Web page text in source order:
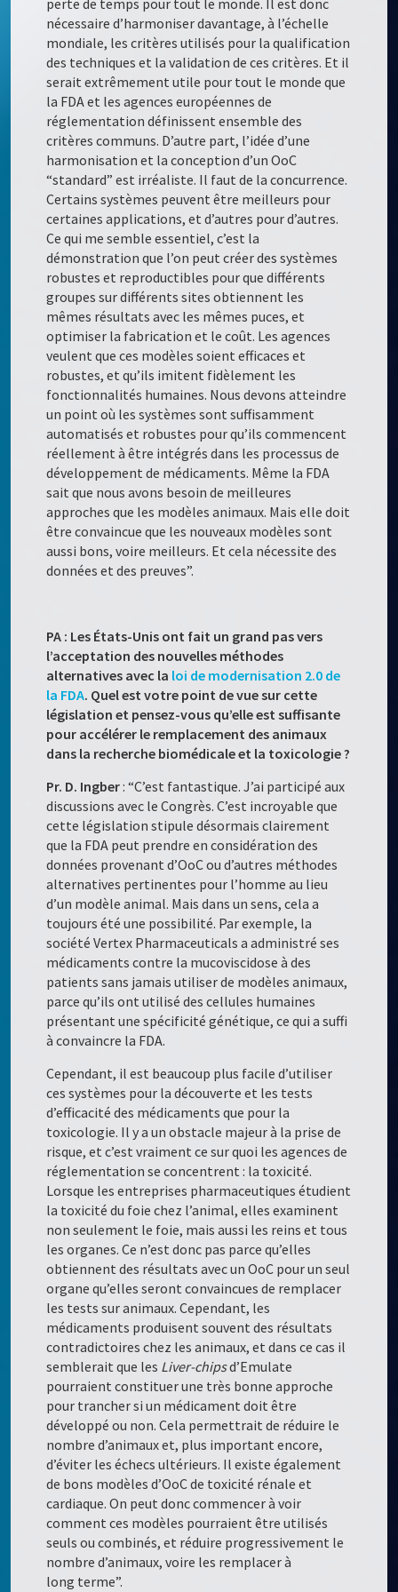
perte de temps pour tout le monde. Il est donc
nécessaire d’harmoniser davantage, à l’échelle
mondiale, les critères utilisés pour la qualification
des techniques et la validation de ces critères. Et il
serait extrêmement utile pour tout le monde que
la FDA et les agences européennes de
réglementation définissent ensemble des
critères communs. D’autre part, l’idée d’une
harmonisation et la conception d’un OoC
“standard” est irréaliste. Il faut de la concurrence.
Certains systèmes peuvent être meilleurs pour
certaines applications, et d’autres pour d’autres.
Ce qui me semble essentiel, c’est la
démonstration que l’on peut créer des systèmes
robustes et reproductibles pour que différents
groupes sur différents sites obtiennent les
mêmes résultats avec les mêmes puces, et
optimiser la fabrication et le coût. Les agences
veulent que ces modèles soient efficaces et
robustes, et qu’ils imitent fidèlement les
fonctionnalités humaines. Nous devons atteindre
un point où les systèmes sont suffisamment
automatisés et robustes pour qu’ils commencent
réellement à être intégrés dans les processus de
développement de médicaments. Même la FDA
sait que nous avons besoin de meilleures
approches que les modèles animaux. Mais elle doit
être convaincue que les nouveaux modèles sont
aussi bons, voire meilleurs. Et cela nécessite des
données et des preuves”.
PA : Les États-Unis ont fait un grand pas vers
l’acceptation des nouvelles méthodes
alternatives avec la loi de modernisation 2.0 de
la FDA. Quel est votre point de vue sur cette
législation et pensez-vous qu’elle est suffisante
pour accélérer le remplacement des animaux
dans la recherche biomédicale et la toxicologie ?
Pr. D. Ingber: “C’est fantastique. J’ai participé aux
discussions avec le Congrès. C’est incroyable que
cette législation stipule désormais clairement
que la FDA peut prendre en considération des
données provenant d’OoC ou d’autres méthodes
alternatives pertinentes pour l’homme au lieu
d’un modèle animal. Mais dans un sens, cela a
toujours été une possibilité. Par exemple, la
société Vertex Pharmaceuticals a administré ses
médicaments contre la mucoviscidose à des
patients sans jamais utiliser de modèles animaux,
parce qu’ils ont utilisé des cellules humaines
présentant une spécificité génétique, ce qui a suffi
à convaincre la FDA.
Cependant, il est beaucoup plus facile d’utiliser
ces systèmes pour la découverte et les tests
d’efficacité des médicaments que pour la
toxicologie. Il y a un obstacle majeur à la prise de
risque, et c’est vraiment ce sur quoi les agences de
réglementation se concentrent : la toxicité.
Lorsque les entreprises pharmaceutiques étudient
la toxicité du foie chez l’animal, elles examinent
non seulement le foie, mais aussi les reins et tous
les organes. Ce n’est donc pas parce qu’elles
obtiennent des résultats avec un OoC pour un seul
organe qu’elles seront convaincues de remplacer
les tests sur animaux. Cependant, les
médicaments produisent souvent des résultats
contradictoires chez les animaux, et dans ce cas il
semblerait que les Liver-chipsd’Emulate
pourraient constituer une très bonne approche
pour trancher si un médicament doit être
développé ou non. Cela permettrait de réduire le
nombre d’animaux et, plus important encore,
d’éviter les échecs ultérieurs. Il existe également
de bons modèles d’OoC de toxicité rénale et
cardiaque. On peut donc commencer à voir
comment ces modèles pourraient être utilisés
seuls ou combinés, et réduire progressivement le
nombre d’animaux, voire les remplacer à
long terme”.